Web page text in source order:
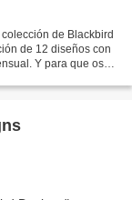
de Blackbird
de 12 diseños con
Y para que os